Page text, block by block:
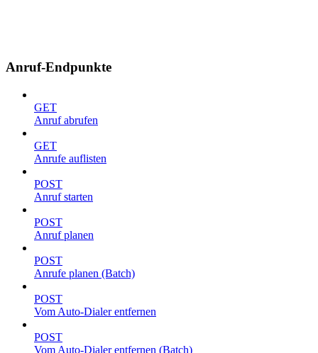
Anruf-Endpunkte
GET
Anruf abrufen
GET
Anrufe auflisten
POST
Anruf starten
POST
Anruf planen
POST
Anrufe planen (Batch)
POST
Vom Auto-Dialer entfernen
POST
Vom Auto-Dialer entfernen (Batch)